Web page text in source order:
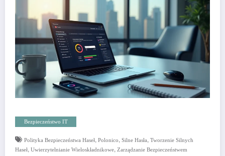
Bezpieczeństwo IT
Polityka Bezpieczeństwa Haseł, Polonico, Silne Hasła, Tworzenie Silnych
Haseł, Uwierzytelnianie Wieloskładnikowe, Zarządzanie Bezpieczeństwem